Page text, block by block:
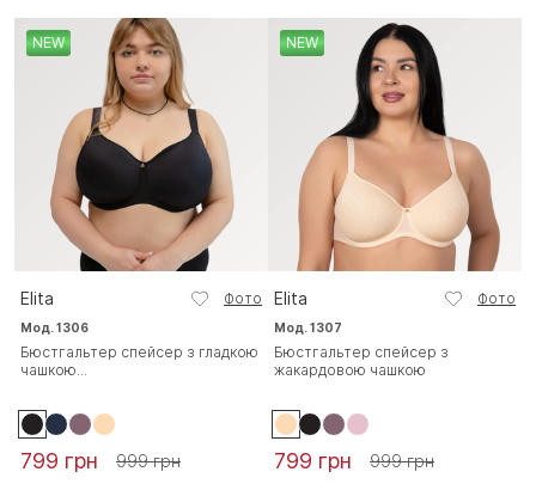
NEW
Elita Фото
Мод. 1306
Бюстгальтер спейсер з гладкою
чашкою...
799 грн 999 грн
NEW
Elita Фото
Мод. 1307
Бюстгальтер спейсер з
жакардовою чашкою
799 грн 999 грн